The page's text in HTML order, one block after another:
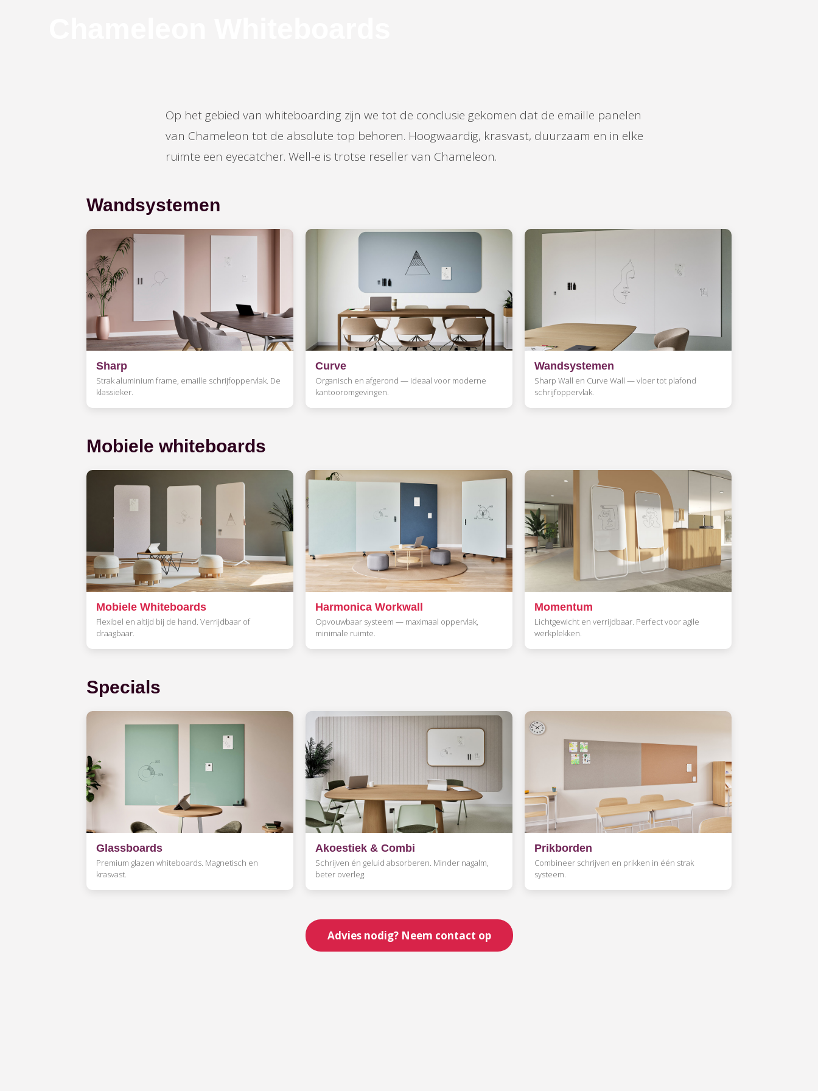
Op het gebied van whiteboarding zijn we tot de conclusie gekomen dat de emaille panelen
van Chameleon tot de absolute top behoren. Hoogwaardig, krasvast, duurzaam en in elke
ruimte een eyecatcher. Well-e is trotse reseller van Chameleon.
Wandsystemen
Sharp
Strak aluminium frame, emaille schrijfoppervlak. De
klassieker.
Curve
Organisch en afgerond — ideaal voor moderne
kantooromgevingen.
Wandsystemen
Sharp Wall en Curve Wall — vloer tot plafond
schrijfoppervlak.
Mobiele whiteboards
Mobiele Whiteboards
Flexibel en altijd bij de hand. Verrijdbaar of
draagbaar.
Harmonica Workwall
Opvouwbaar systeem — maximaal oppervlak,
minimale ruimte.
Momentum
Lichtgewicht en verrijdbaar. Perfect voor agile
werkplekken.
Specials
Glassboards
Premium glazen whiteboards. Magnetisch en
krasvast.
Akoestiek & Combi
Schrijven én geluid absorberen. Minder nagalm,
beter overleg.
Prikborden
Combineer schrijven en prikken in één strak
systeem.
Advies nodig? Neem contact op